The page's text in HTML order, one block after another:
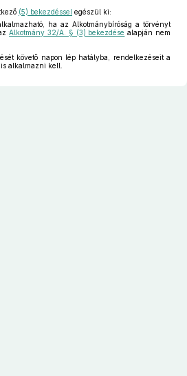
(5) bekezdéssel egészül ki:
ha az Alkotmánybíróság a törvényt
Alkotmány 32/A. § (3) bekezdése alapján nem
követő napon lép hatályba, rendelkezéseit a
alkalmazni kell.